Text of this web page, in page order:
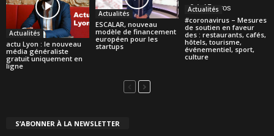
Actualités
actu Lyon : le nouveau
média généraliste
gratuit uniquement en
ligne
Actualités
ESCALAR, nouveau
modèle de financement
européen pour les
startups
Actualités
#coronavirus – Mesures
de soutien en faveur
des : restaurants, cafés,
hôtels, tourisme,
événementiel, sport,
culture
S’ABONNER À LA NEWSLETTER